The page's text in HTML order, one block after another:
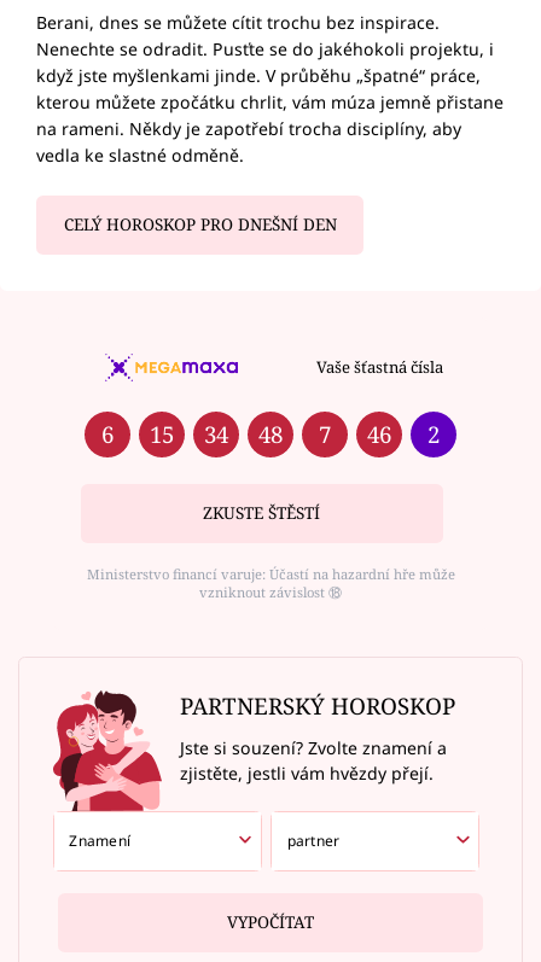
Berani, dnes se můžete cítit trochu bez inspirace.
Nenechte se odradit. Pusťte se do jakéhokoli projektu, i
když jste myšlenkami jinde. V průběhu „špatné“ práce,
kterou můžete zpočátku chrlit, vám múza jemně přistane
na rameni. Někdy je zapotřebí trocha disciplíny, aby
vedla ke slastné odměně.
CELÝ HOROSKOP PRO DNEŠNÍ DEN
Vaše šťastná čísla
6 15 34 48 7 46 2
ZKUSTE ŠTĚSTÍ
Ministerstvo financí varuje: Účastí na hazardní hře může
vzniknout závislost ⑱
PARTNERSKÝ HOROSKOP
Jste si souzení? Zvolte znamení a
zjistěte, jestli vám hvězdy přejí.
VYPOČÍTAT